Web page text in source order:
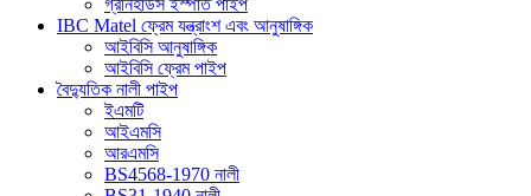
IBC Matel ফ্রেম যন্ত্রাংশ এবং আনুষাঙ্গিক
আইবিসি আনুষাঙ্গিক
আইবিসি ফ্রেম পাইপ
বৈদ্যুতিক নালী পাইপ
ইএমটি
আইএমসি
আরএমসি
BS4568-1970 নালী